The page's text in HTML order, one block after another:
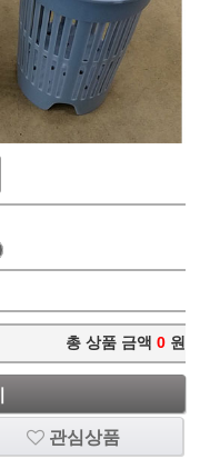
총 상품 금액 0 원
관심상품